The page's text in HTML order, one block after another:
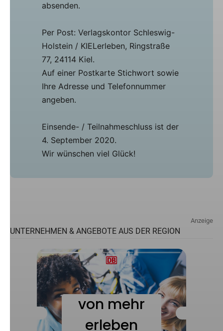
absenden.
Per Post: Verlagskontor Schleswig-
Holstein / KIELerleben, Ringstraße
77, 24114 Kiel.
Auf einer Postkarte Stichwort sowie
Ihre Adresse und Telefonnummer
angeben.
Einsende- / Teilnahmeschluss ist der
4. September 2020.
Wir wünschen viel Glück!